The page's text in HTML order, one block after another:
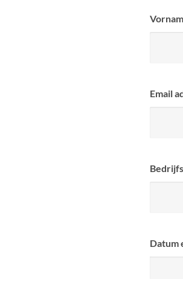
Email
Datum